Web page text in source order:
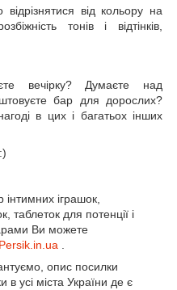
від кольору на
тонів і відтінків,
вечірку? Думаєте над
бар для дорослих?
в цих і багатьох інших
іграшок,
таблеток для потенції і
Ви можете
Persik.in.ua
опис посилки
усі міста України де є